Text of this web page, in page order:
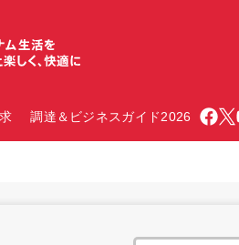
調達＆ビジネスガイド2026